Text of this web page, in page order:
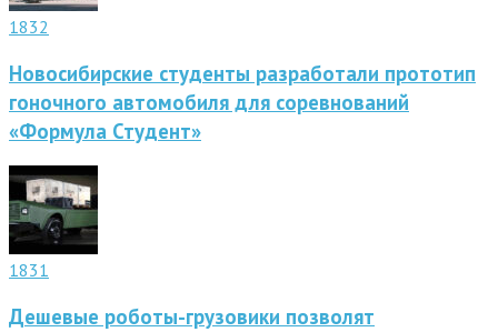
1832
Новосибирские студенты разработали прототип
гоночного автомобиля для соревнований
«Формула Студент»
1831
Дешевые роботы-грузовики позволят